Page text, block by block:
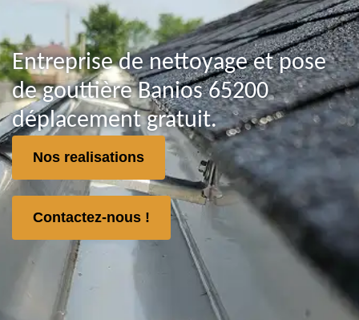
Entreprise de nettoyage et pose
de gouttière Banios 65200
déplacement gratuit.
Nos realisations
Contactez-nous !